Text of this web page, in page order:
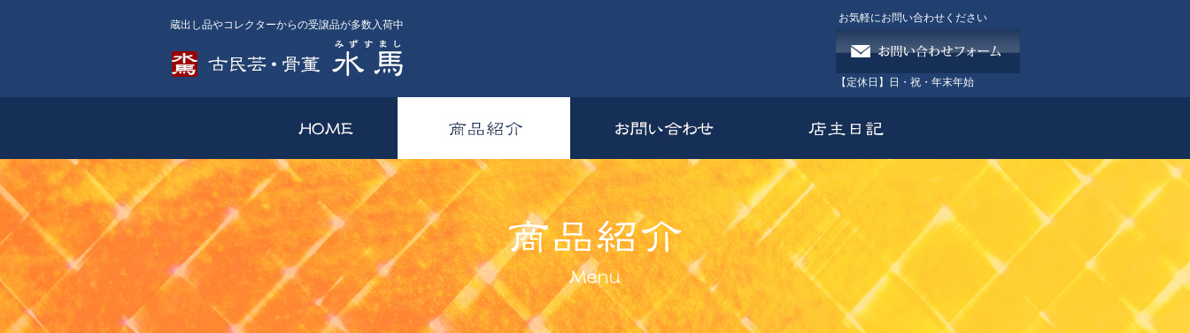
蔵出し品やコレクターからの受譲品が多数入荷中
お気軽にお問い合わせください
【定休日】 日・祝・年末年始